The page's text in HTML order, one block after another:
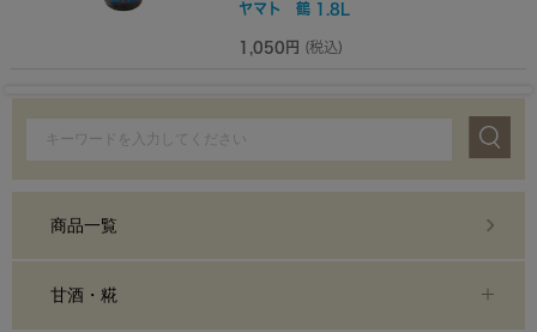
ヤマト 鶴 1.8L
1,050円 (税込)
商品一覧
甘酒・糀